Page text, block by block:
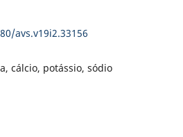
avs.v19i2.33156
cálcio, potássio, sódio